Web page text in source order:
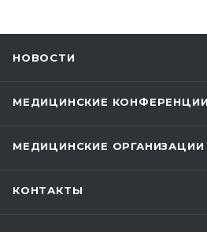
НОВОСТИ
МЕДИЦИНСКИЕ КОНФЕРЕНЦИИ
МЕДИЦИНСКИЕ ОРГАНИЗАЦИИ
КОНТАКТЫ